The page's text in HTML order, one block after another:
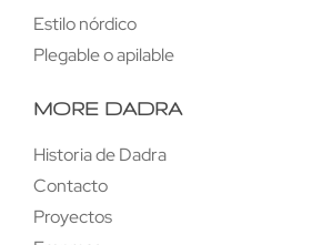
Estilo nórdico
Plegable o apilable
MORE DADRA
Historia de Dadra
Contacto
Proyectos